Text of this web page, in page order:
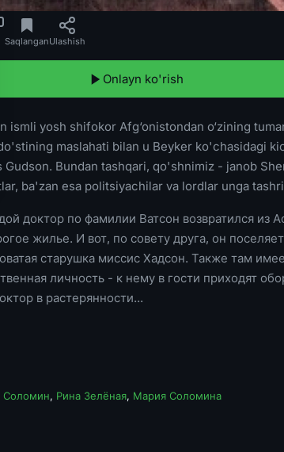
SaqlanganUlashish
Onlayn ko'rish
ismli yosh shifokor Afg‘onistondan o‘zining
maslahati bilan u Beyker ko'chasidagi
Gudson. Bundan tashqari, qo'shnimiz - janob
ba'zan esa politsiyachilar va lordlar unga
доктор по фамилии Ватсон возвратился из
жилье. И вот, по совету друга, он
старушка миссис Хадсон. Также там
личность - к нему в гости приходят
в растерянности...
Соломин, Рина Зелёная, Мария Соломина